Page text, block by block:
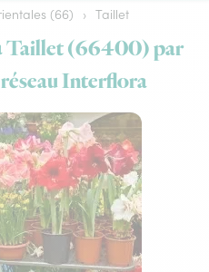
(66) › Taillet
Taillet (66400) par
Interflora